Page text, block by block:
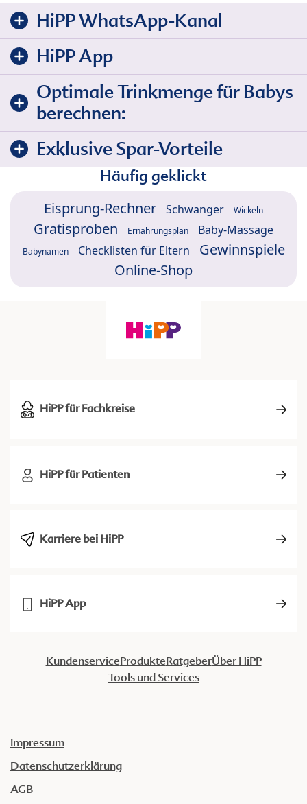
HiPP WhatsApp-Kanal
HiPP App
Optimale Trinkmenge für Babys
berechnen:
Exklusive Spar-Vorteile
Häufig geklickt
Eisprung-Rechner Schwanger Wickeln
Gratisproben Ernährungsplan Baby-Massage
Babynamen Checklisten für Eltern
Gewinnspiele
Online-Shop
HiPP für Fachkreise
HiPP für Patienten
Karriere bei HiPP
HiPP App
KundenserviceProdukteRatgeberÜber HiPP
Tools und Services
Impressum
Datenschutzerklärung
AGB